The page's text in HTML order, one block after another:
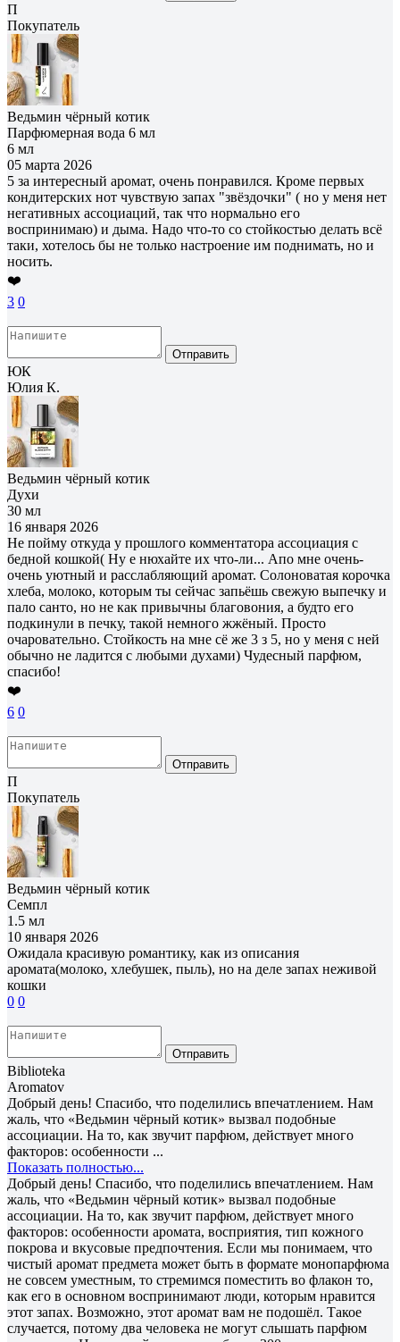
П
Покупатель
Ведьмин чёрный котик
Парфюмерная вода 6 мл
6 мл
05 марта 2026
5 за интересный аромат, очень понравился. Кроме первых
кондитерских нот чувствую запах "звёздочки" ( но у меня нет
негативных ассоциаций, так что нормально его
воспринимаю) и дыма. Надо что-то со стойкостью делать всё
таки, хотелось бы не только настроение им поднимать, но и
носить.
❤️
3 0
Отправить
ЮК
Юлия К.
Ведьмин чёрный котик
Духи
30 мл
16 января 2026
Не пойму откуда у прошлого комментатора ассоциация с
бедной кошкой( Ну е нюхайте их что-ли... Апо мне очень-
очень уютный и расслабляющий аромат. Солоноватая корочка
хлеба, молоко, которым ты сейчас запьёшь свежую выпечку и
пало санто, но не как привычны благовония, а будто его
подкинули в печку, такой немного жжёный. Просто
очаровательно. Стойкость на мне сё же 3 з 5, но у меня с ней
обычно не ладится с любыми духами) Чудесный парфюм,
спасибо!
❤️
6 0
Отправить
П
Покупатель
Ведьмин чёрный котик
Семпл
1.5 мл
10 января 2026
Ожидала красивую романтику, как из описания
аромата(молоко, хлебушек, пыль), но на деле запах неживой
кошки
0 0
Отправить
Biblioteka
Aromatov
Добрый день! Спасибо, что поделились впечатлением. Нам
жаль, что «Ведьмин чёрный котик» вызвал подобные
ассоциации. На то, как звучит парфюм, действует много
факторов: особенности ...
Показать полностью...
Добрый день! Спасибо, что поделились впечатлением. Нам
жаль, что «Ведьмин чёрный котик» вызвал подобные
ассоциации. На то, как звучит парфюм, действует много
факторов: особенности аромата, восприятия, тип кожного
покрова и вкусовые предпочтения. Если мы понимаем, что
чистый аромат предмета может быть в формате монопарфюма
не совсем уместным, то стремимся поместить во флакон то,
как его в основном воспринимают люди, которым нравится
этот запах. Возможно, этот аромат вам не подошёл. Такое
случается, потому два человека не могут слышать парфюм